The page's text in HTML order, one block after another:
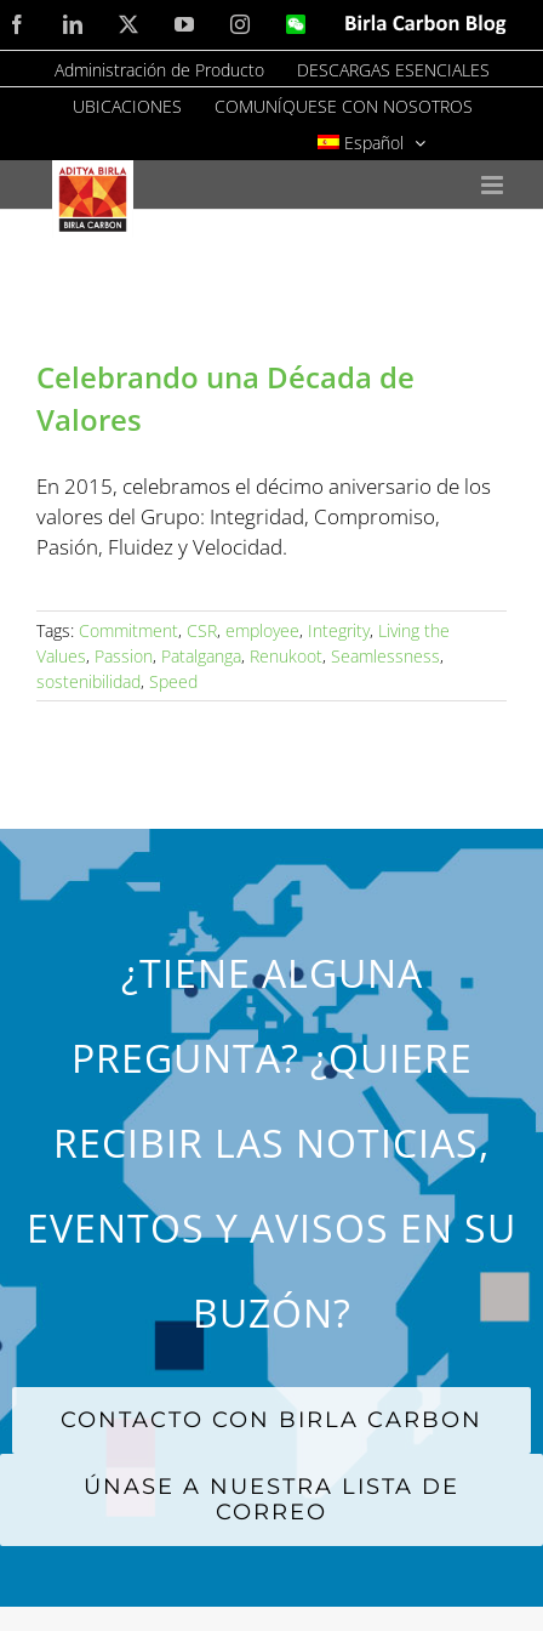
Skip
to
content
FacebookLinkedIn YouTubeInstagramWeChatBirla
Blog
Administración de Producto
DESCARGAS ESENCIALES
UBICACIONES
COMUNÍQUESE CON NOSOTROS
Español
Celebrando una Década de
Valores
En 2015, celebramos el décimo aniversario de los
valores del Grupo: Integridad, Compromiso,
Pasión, Fluidez y Velocidad.
Tags: Commitment, CSR, employee, Integrity, Living the
Values, Passion, Patalganga, Renukoot, Seamlessness,
sostenibilidad, Speed
¿TIENE ALGUNA
PREGUNTA? ¿QUIERE
RECIBIR LAS NOTICIAS,
EVENTOS Y AVISOS EN SU
BUZÓN?
CONTACTO CON BIRLA CARBON
ÚNASE A NUESTRA LISTA DE
CORREO